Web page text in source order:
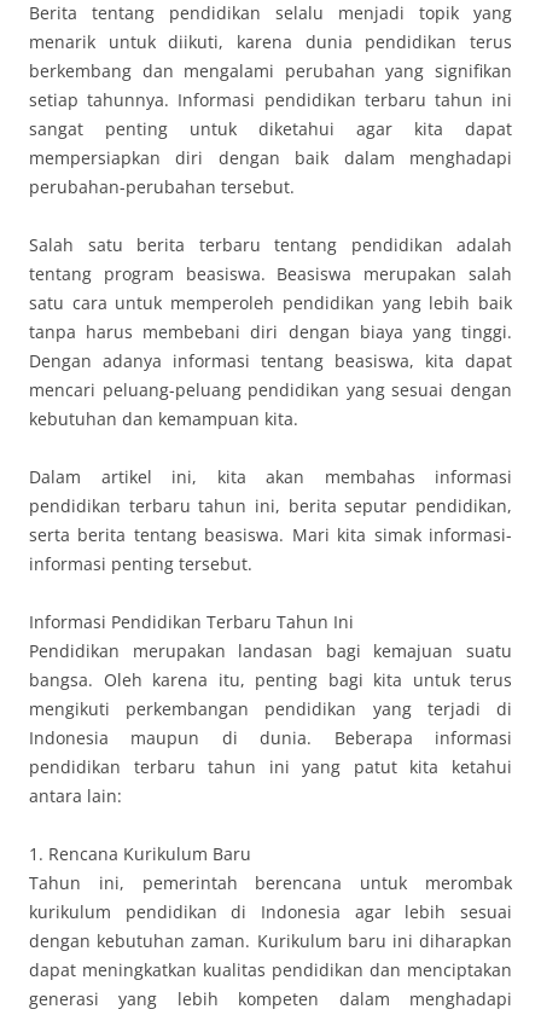
Berita tentang pendidikan selalu menjadi topik yang
menarik untuk diikuti, karena dunia pendidikan terus
berkembang dan mengalami perubahan yang signifikan
setiap tahunnya. Informasi pendidikan terbaru tahun ini
sangat penting untuk diketahui agar kita dapat
mempersiapkan diri dengan baik dalam menghadapi
perubahan-perubahan tersebut.
Salah satu berita terbaru tentang pendidikan adalah
tentang program beasiswa. Beasiswa merupakan salah
satu cara untuk memperoleh pendidikan yang lebih baik
tanpa harus membebani diri dengan biaya yang tinggi.
Dengan adanya informasi tentang beasiswa, kita dapat
mencari peluang-peluang pendidikan yang sesuai dengan
kebutuhan dan kemampuan kita.
Dalam artikel ini, kita akan membahas informasi
pendidikan terbaru tahun ini, berita seputar pendidikan,
serta berita tentang beasiswa. Mari kita simak informasi-
informasi penting tersebut.
Informasi Pendidikan Terbaru Tahun Ini
Pendidikan merupakan landasan bagi kemajuan suatu
bangsa. Oleh karena itu, penting bagi kita untuk terus
mengikuti perkembangan pendidikan yang terjadi di
Indonesia maupun di dunia. Beberapa informasi
pendidikan terbaru tahun ini yang patut kita ketahui
antara lain:
1. Rencana Kurikulum Baru
Tahun ini, pemerintah berencana untuk merombak
kurikulum pendidikan di Indonesia agar lebih sesuai
dengan kebutuhan zaman. Kurikulum baru ini diharapkan
dapat meningkatkan kualitas pendidikan dan menciptakan
generasi yang lebih kompeten dalam menghadapi